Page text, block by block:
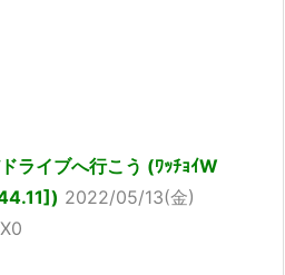
ライブへ行こう (ﾜｯﾁｮｲW
2022/05/13(金)